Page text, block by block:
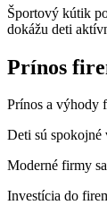
Športový kútik
dokážu deti
Prínos
Prínos a výhody
Deti sú spokojné
Moderné firmy
Investícia do